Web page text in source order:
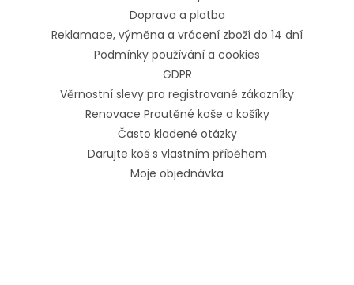
Doprava a platba
Reklamace, výměna a vrácení zboží do 14 dní
Podmínky používání a cookies
GDPR
Věrnostní slevy pro registrované zákazníky
Renovace Proutěné koše a košíky
Často kladené otázky
Darujte koš s vlastním příběhem
Moje objednávka